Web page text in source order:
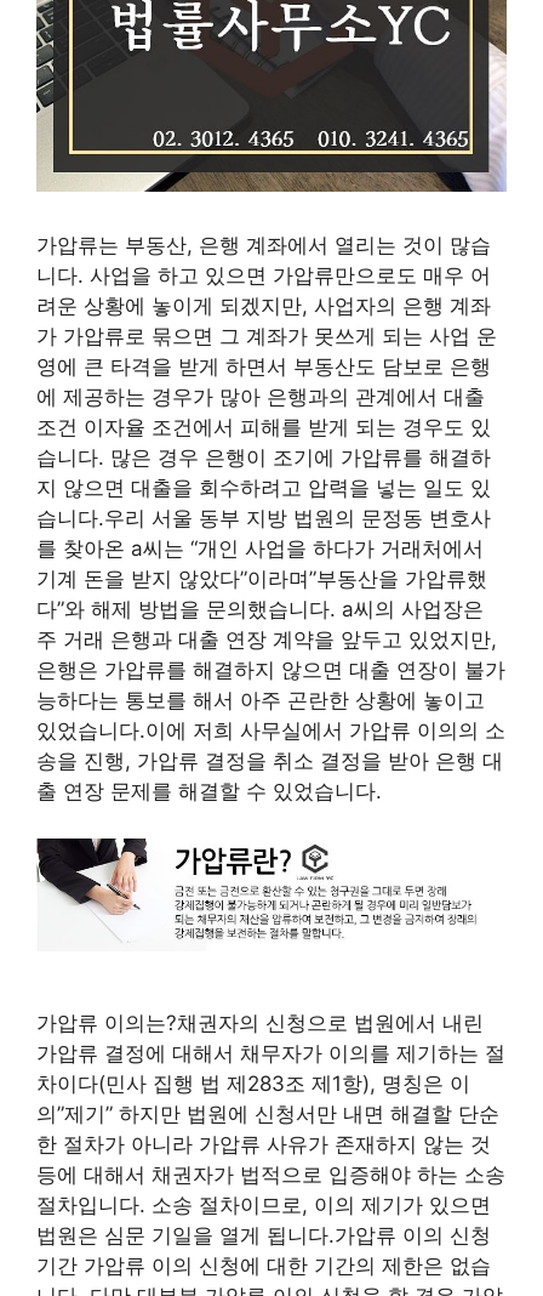
가압류는 부동산, 은행 계좌에서 열리는 것이 많습
니다. 사업을 하고 있으면 가압류만으로도 매우 어
려운 상황에 놓이게 되겠지만, 사업자의 은행 계좌
가 가압류로 묶으면 그 계좌가 못쓰게 되는 사업 운
영에 큰 타격을 받게 하면서 부동산도 담보로 은행
에 제공하는 경우가 많아 은행과의 관계에서 대출
조건 이자율 조건에서 피해를 받게 되는 경우도 있
습니다. 많은 경우 은행이 조기에 가압류를 해결하
지 않으면 대출을 회수하려고 압력을 넣는 일도 있
습니다.우리 서울 동부 지방 법원의 문정동 변호사
를 찾아온 a씨는 “개인 사업을 하다가 거래처에서
기계 돈을 받지 않았다”이라며”부동산을 가압류했
다”와 해제 방법을 문의했습니다. a씨의 사업장은
주 거래 은행과 대출 연장 계약을 앞두고 있었지만,
은행은 가압류를 해결하지 않으면 대출 연장이 불가
능하다는 통보를 해서 아주 곤란한 상황에 놓이고
있었습니다.이에 저희 사무실에서 가압류 이의의 소
송을 진행, 가압류 결정을 취소 결정을 받아 은행 대
출 연장 문제를 해결할 수 있었습니다.
가압류 이의는?채권자의 신청으로 법원에서 내린
가압류 결정에 대해서 채무자가 이의를 제기하는 절
차이다(민사 집행 법 제283조 제1항), 명칭은 이
의”제기” 하지만 법원에 신청서만 내면 해결할 단순
한 절차가 아니라 가압류 사유가 존재하지 않는 것
등에 대해서 채권자가 법적으로 입증해야 하는 소송
절차입니다. 소송 절차이므로, 이의 제기가 있으면
법원은 심문 기일을 열게 됩니다.가압류 이의 신청
기간 가압류 이의 신청에 대한 기간의 제한은 없습